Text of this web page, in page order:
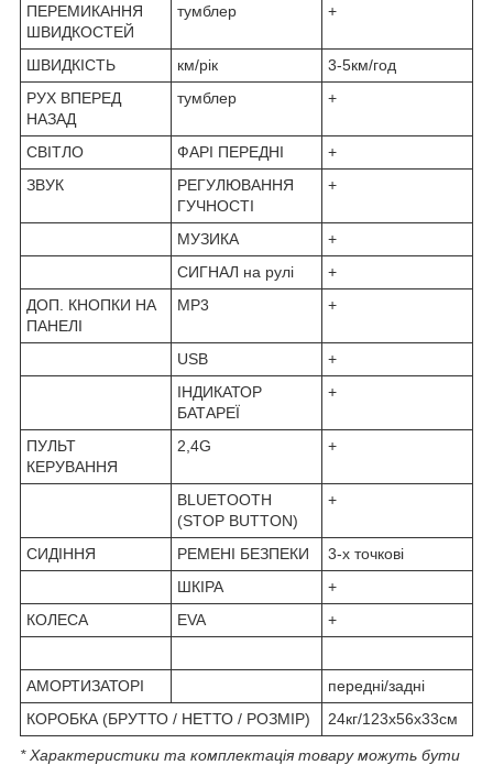
ПЕРЕМИКАННЯ
ШВИДКОСТЕЙ
тумблер +
ШВИДКІСТЬ км/рік
3-5км/год
РУХ ВПЕРЕД
НАЗАД
тумблер +
СВІТЛО ФАРІ ПЕРЕДНІ
+
ЗВУК
РЕГУЛЮВАННЯ
ГУЧНОСТІ
+
МУЗИКА
+
СИГНАЛ на рулі
+
ДОП. КНОПКИ НА
ПАНЕЛІ
MP3 +
USB
+
ІНДИКАТОР
БАТАРЕЇ
+
ПУЛЬТ
КЕРУВАННЯ
2,4G +
BLUETOOTH
(STOP BUTTON)
+
СИДІННЯ РЕМЕНІ БЕЗПЕКИ
3-х точкові
ШКІРА
+
КОЛЕСА
EVA +
АМОРТИЗАТОРІ
передні/задні
КОРОБКА (БРУТТО / НЕТТО / РОЗМІР)
24кг/123х56х33см
* Характеристики та комплектація товару можуть бути